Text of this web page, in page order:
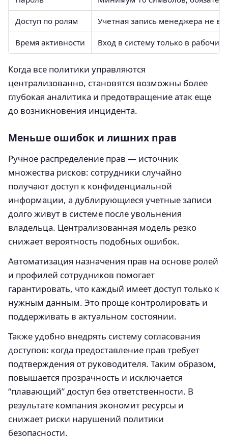
Доступ по ролям Учетная запись менеджера не
Время активности Вход в систему только в рабочие
Когда все политики управляются
централизованно, становятся возможны более
глубокая аналитика и предотвращение атак еще
до возникновения инцидента.
Меньше ошибок и лишних прав
Ручное распределение прав — источник
множества рисков: сотрудники случайно
получают доступ к конфиденциальной
информации, а дублирующиеся учетные записи
долго живут в системе после увольнения
владельца. Централизованная модель резко
снижает вероятность подобных ошибок.
Автоматизация назначения прав на основе ролей
и профилей сотрудников помогает
гарантировать, что каждый имеет доступ только к
нужным данным. Это проще контролировать и
поддерживать в актуальном состоянии.
Также удобно внедрять систему согласования
доступов: когда предоставление прав требует
подтверждения от руководителя. Таким образом,
повышается прозрачность и исключается
“плавающий” доступ без ответственности. В
результате компания экономит ресурсы и
снижает риски нарушений политики
безопасности.